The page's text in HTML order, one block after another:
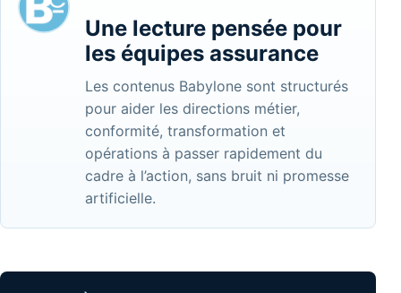
Une lecture pensée pour
les équipes assurance
Les contenus Babylone sont structurés
pour aider les directions métier,
conformité, transformation et
opérations à passer rapidement du
cadre à l’action, sans bruit ni promesse
artificielle.